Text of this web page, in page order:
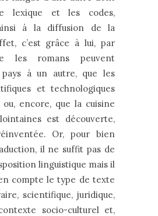
lexique et les codes,
à la diffusion de la
c’est grâce à lui, par
les romans peuvent
pays à un autre, que les
et technologiques
encore, que la cuisine
est découverte,
Or, pour bien
il ne suffit pas de
linguistique mais il
compte le type de texte
scientifique, juridique,
socio-culturel et,